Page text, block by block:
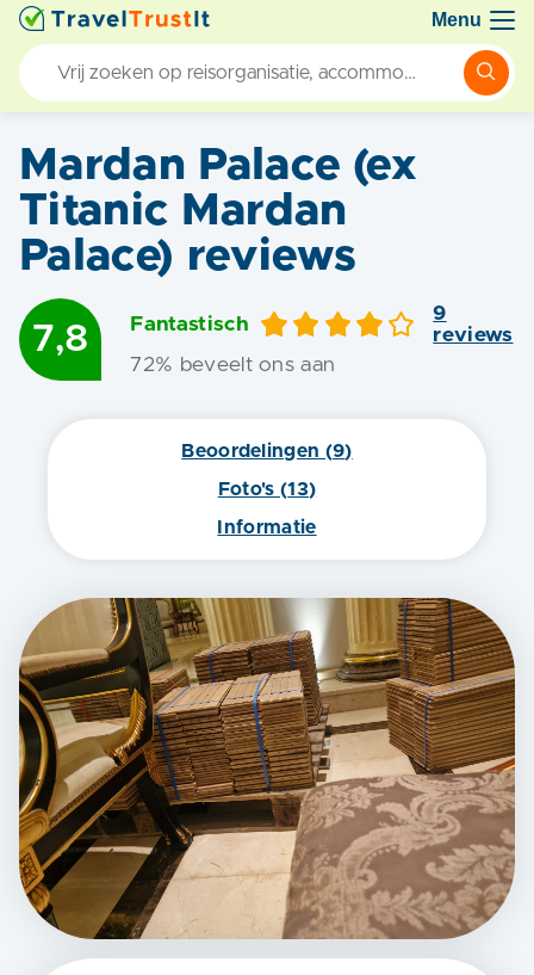
Menu
Mardan Palace (ex
Titanic Mardan
Palace) reviews
7,8 Fantastisch
9
reviews
72% beveelt ons aan
Beoordelingen (9)
Foto's (13)
Informatie